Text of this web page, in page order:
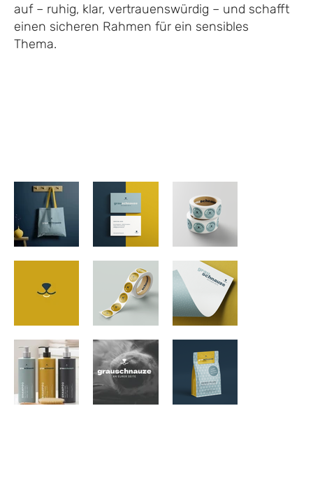
auf – ruhig, klar, vertrauenswürdig – und schafft
einen sicheren Rahmen für ein sensibles
Thema.